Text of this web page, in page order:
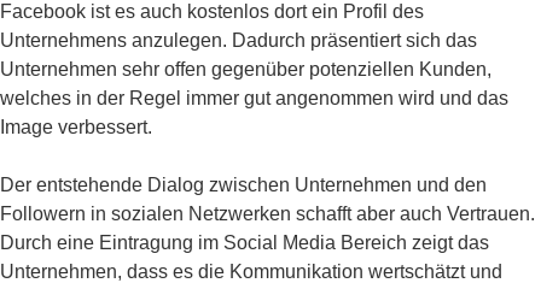
Facebook ist es auch kostenlos dort ein Profil des
Unternehmens anzulegen. Dadurch präsentiert sich das
Unternehmen sehr offen gegenüber potenziellen Kunden,
welches in der Regel immer gut angenommen wird und das
Image verbessert.
Der entstehende Dialog zwischen Unternehmen und den
Followern in sozialen Netzwerken schafft aber auch Vertrauen.
Durch eine Eintragung im Social Media Bereich zeigt das
Unternehmen, dass es die Kommunikation wertschätzt und